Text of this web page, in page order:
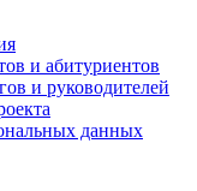
и абитуриентов
и руководителей
данных